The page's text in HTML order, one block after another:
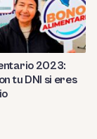
2023:
tu DNI si eres